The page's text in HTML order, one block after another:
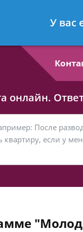
- Семейный юрист,
онлайн.
У вас